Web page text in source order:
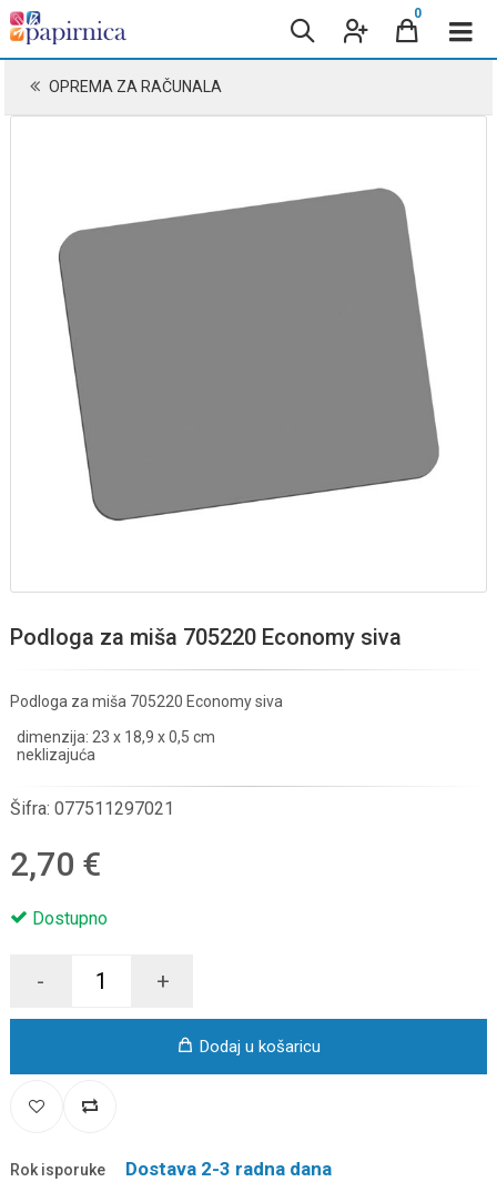
0
OPREMA ZA RAČUNALA
Podloga za miša 705220 Economy siva
Podloga za miša 705220 Economy siva
dimenzija: 23 x 18,9 x 0,5 cm
neklizajuća
Šifra: 077511297021
2,70 €
Dostupno
- +
Dodaj u košaricu
Rok isporuke Dostava 2-3 radna dana